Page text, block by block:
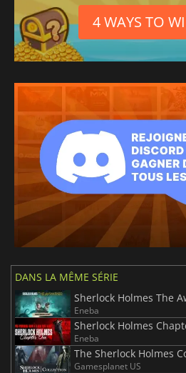
4 WAYS TO
DANS LA MÊME SÉRIE
Sherlock Holmes The
Eneba
Sherlock Holmes
Eneba
The Sherlock Holmes
Gamesplanet US